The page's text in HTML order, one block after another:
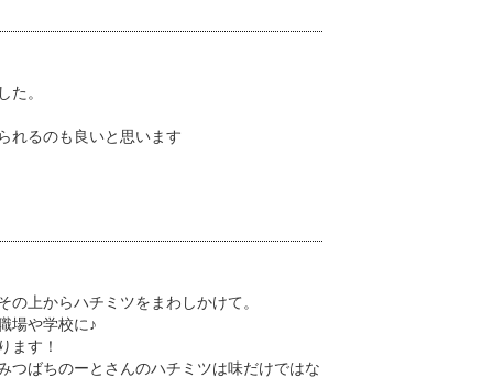
た。
れるのも良いと思います
上からハチミツをまわしかけて。
場や学校に♪
ます！
つばちのーとさんのハチミツは味だけではな